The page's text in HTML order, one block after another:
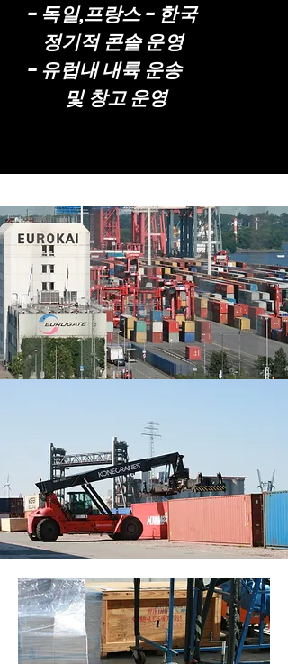
- 독일,프랑스 - 한국
정기적 콘솔 운영
- 유럽내 내륙 운송
및 창고 운영